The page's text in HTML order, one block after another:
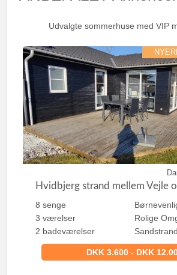
Udvalgte sommerhuse med VIP
Hvidbjerg strand mellem Vejle
8 senge
3 værelser
2 badeværelser
Rolige
Sandstrand
DKK 3.600 - DKK